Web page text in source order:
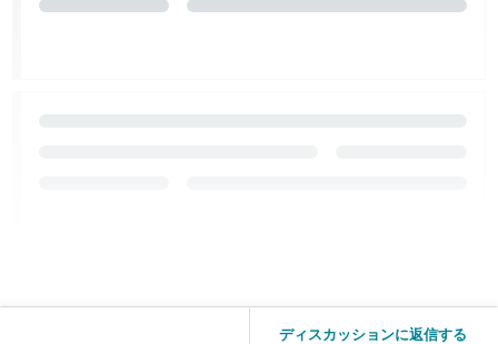
ディスカッションに返信する